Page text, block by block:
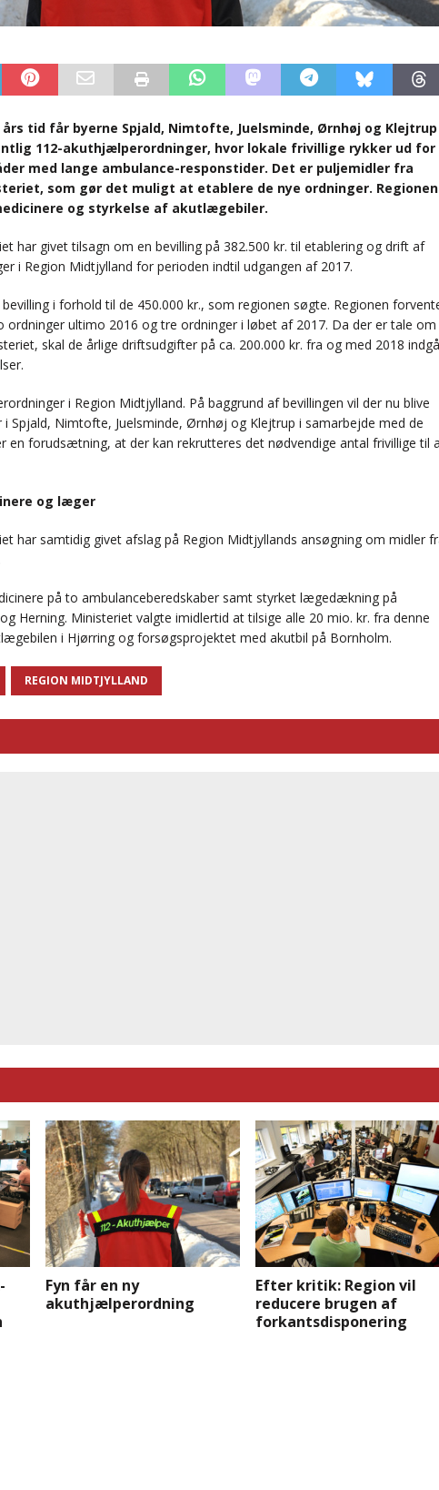
tid får byerne Spjald, Nimtofte, Juelsminde, Ørnhøj og
112-akuthjælperordninger, hvor lokale frivillige rykker ud for
med lange ambulance-responstider. Det er puljemidler fra
som gør det muligt at etablere de nye ordninger. Regionen
og styrkelse af akutlægebiler.
har givet tilsagn om en bevilling på 382.500 kr. til etablering og drift af
i Region Midtjylland for perioden indtil udgangen af 2017.
i forhold til de 450.000 kr., som regionen søgte. Regionen
ordninger ultimo 2016 og tre ordninger i løbet af 2017. Da der er tale om
skal de årlige driftsudgifter på ca. 200.000 kr. fra og med 2018
i Region Midtjylland. På baggrund af bevillingen vil der nu blive
Spjald, Nimtofte, Juelsminde, Ørnhøj og Klejtrup i samarbejde med de
en forudsætning, at der kan rekrutteres det nødvendige antal frivillige til
og læger
har samtidig givet afslag på Region Midtjyllands ansøgning om midler
på to ambulanceberedskaber samt styrket lægedækning på
Herning. Ministeriet valgte imidlertid at tilsige alle 20 mio. kr. fra denne
i Hjørring og forsøgsprojektet med akutbil på Bornholm.
REGION MIDTJYLLAND
Fyn får en ny
akuthjælperordning
Efter kritik: Region vil
reducere brugen af
forkantsdisponering